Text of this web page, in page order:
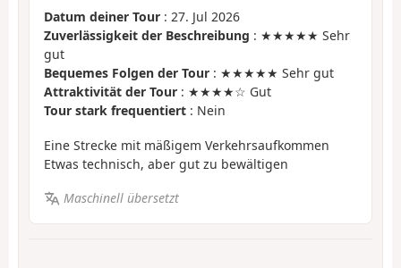
Datum deiner Tour : 27. Jul 2026
Zuverlässigkeit der Beschreibung : ★★★★★ Sehr
gut
Bequemes Folgen der Tour : ★★★★★ Sehr gut
Attraktivität der Tour : ★★★★☆ Gut
Tour stark frequentiert : Nein
Eine Strecke mit mäßigem Verkehrsaufkommen
Etwas technisch, aber gut zu bewältigen
Maschinell übersetzt